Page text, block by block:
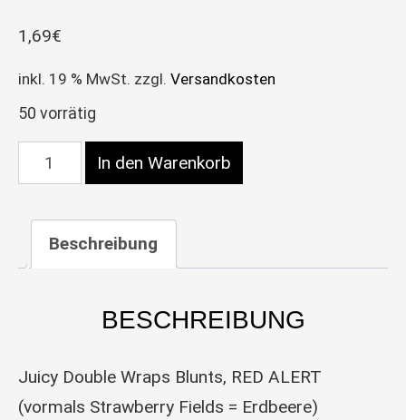
1,69€
inkl. 19 % MwSt. zzgl. Versandkosten
50 vorrätig
Juicy Double Wraps Blunts RED ALERT / Erdbeer
In den Warenkorb
Beschreibung
BESCHREIBUNG
Juicy Double Wraps Blunts, RED ALERT
(vormals Strawberry Fields = Erdbeere)